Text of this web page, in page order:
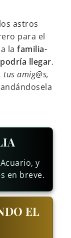
astros
para el
la familia-
llegar.
amig@s,
y
en breve.
EL